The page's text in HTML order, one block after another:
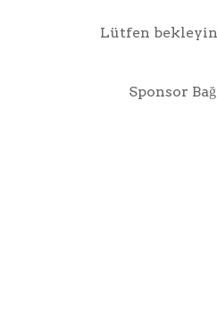
Lütfen bekleyin
Sponsor